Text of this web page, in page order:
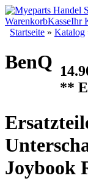
WarenkorbKasseIhr
Startseite » Katalog
**
BenQ
Joybook